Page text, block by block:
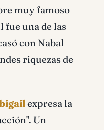
muy famoso
fue una de las
con Nabal
riquezas de
expresa la
Un